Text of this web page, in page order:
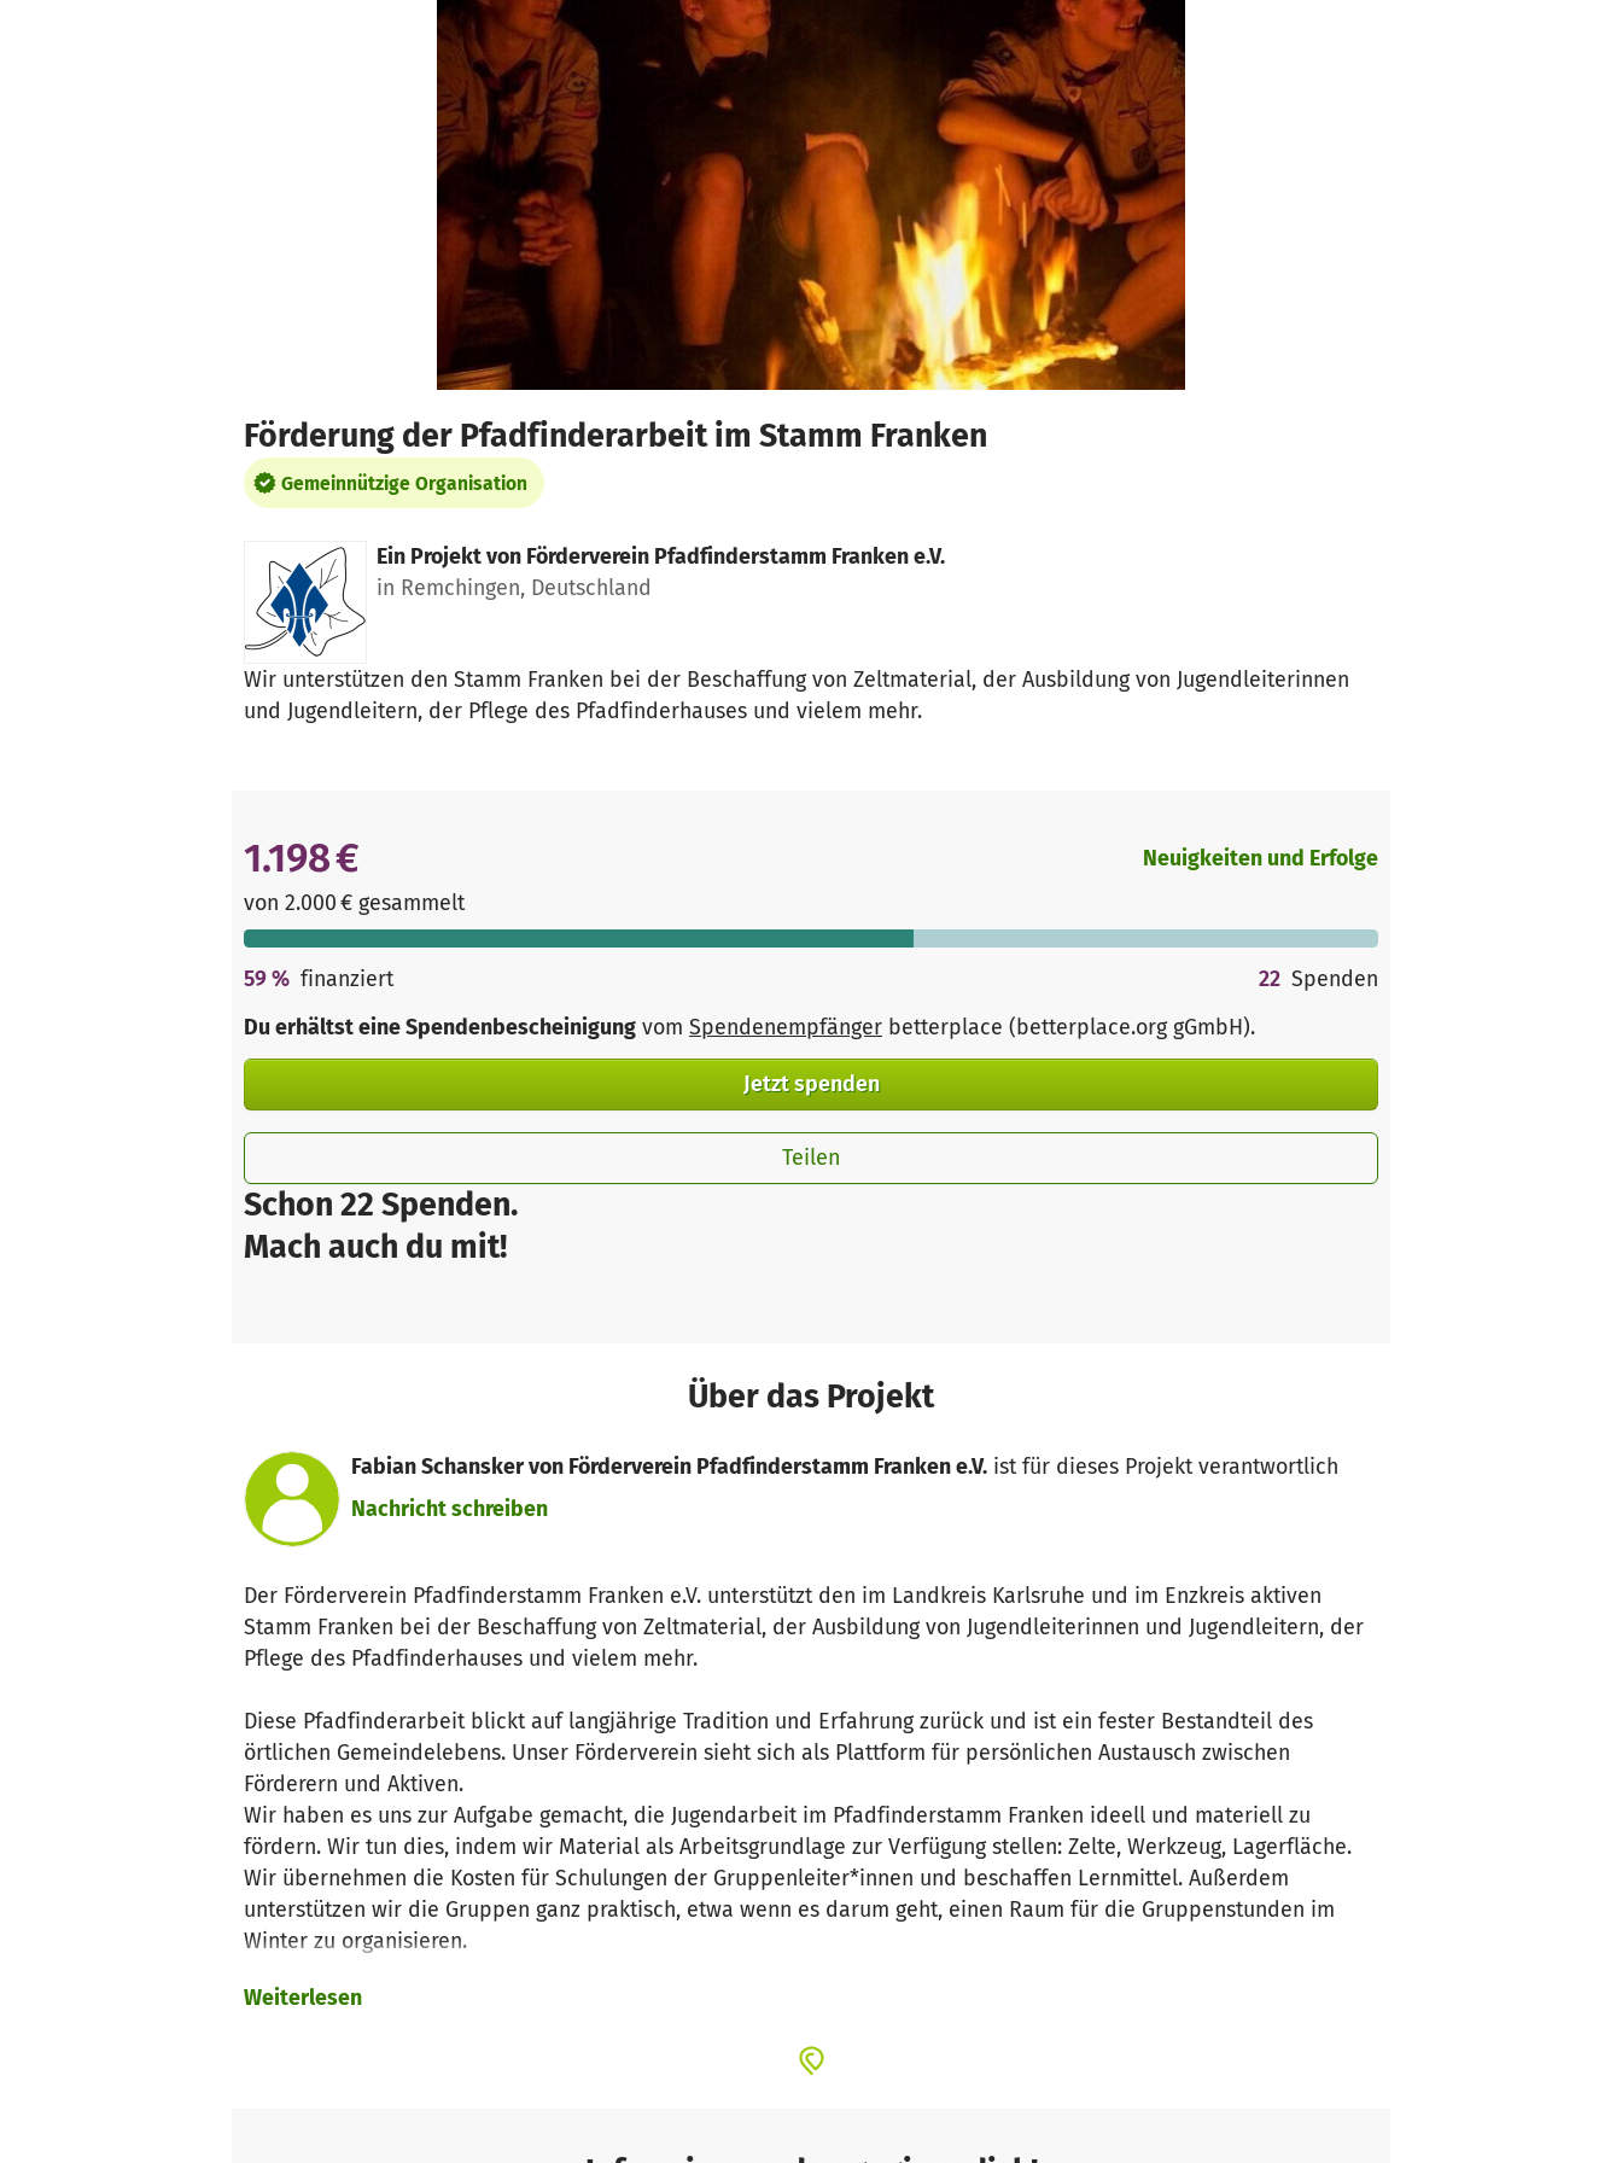
Förderung der Pfadfinderarbeit im Stamm Franken
Gemeinnützige Organisation
Ein Projekt von Förderverein Pfadfinderstamm Franken e.V.
in Remchingen, Deutschland
Wir unterstützen den Stamm Franken bei der Beschaffung von Zeltmaterial, der Ausbildung von Jugendleiterinnen
und Jugendleitern, der Pflege des Pfadfinderhauses und vielem mehr.
Schon 22 Spenden.
Mach auch du mit!
1.198 €
von 2.000 € gesammelt
Neuigkeiten und Erfolge
59% finanziert 22 Spenden
Du erhältst eine Spendenbescheinigung vom Spendenempfänger betterplace (betterplace.org gGmbH).
Jetzt spenden
Teilen
Über das Projekt
Fabian Schansker von Förderverein Pfadfinderstamm Franken e.V.ist für dieses Projekt verantwortlich
Nachricht schreiben
Der Förderverein Pfadfinderstamm Franken e.V. unterstützt den im Landkreis Karlsruhe und im Enzkreis aktiven
Stamm Franken bei der Beschaffung von Zeltmaterial, der Ausbildung von Jugendleiterinnen und Jugendleitern, der
Pflege des Pfadfinderhauses und vielem mehr.
Diese Pfadfinderarbeit blickt auf langjährige Tradition und Erfahrung zurück und ist ein fester Bestandteil des
örtlichen Gemeindelebens. Unser Förderverein sieht sich als Plattform für persönlichen Austausch zwischen
Förderern und Aktiven.
Wir haben es uns zur Aufgabe gemacht, die Jugendarbeit im Pfadfinderstamm Franken ideell und materiell zu
fördern. Wir tun dies, indem wir Material als Arbeitsgrundlage zur Verfügung stellen: Zelte, Werkzeug, Lagerfläche.
Wir übernehmen die Kosten für Schulungen der Gruppenleiter*innen und beschaffen Lernmittel. Außerdem
unterstützen wir die Gruppen ganz praktisch, etwa wenn es darum geht, einen Raum für die Gruppenstunden im
Winter zu organisieren.
Weiterlesen